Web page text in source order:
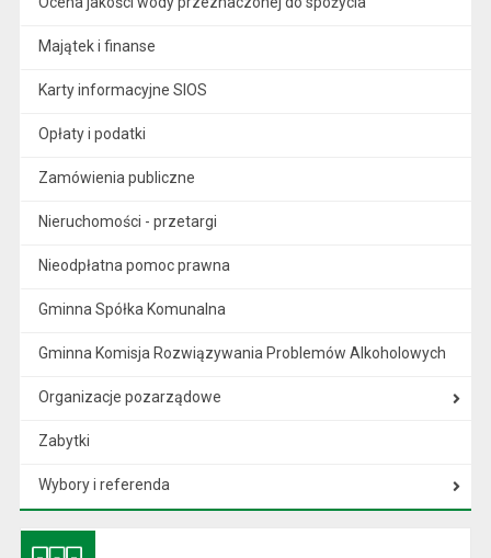
Majątek i finanse
Karty informacyjne SIOS
Opłaty i podatki
Zamówienia publiczne
Nieruchomości - przetargi
Nieodpłatna pomoc prawna
Gminna Spółka Komunalna
Gminna Komisja Rozwiązywania Problemów Alkoholowych
Organizacje pozarządowe
Zabytki
Wybory i referenda